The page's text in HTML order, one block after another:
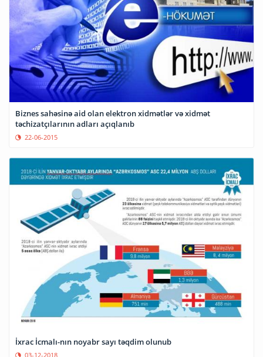
Biznes sahəsinə aid olan elektron xidmətlər və xidmət
təchizatçılarının adları açıqlanıb
22-06-2015
İxrac İcmalı-nın noyabr sayı təqdim olunub
03-12-2018